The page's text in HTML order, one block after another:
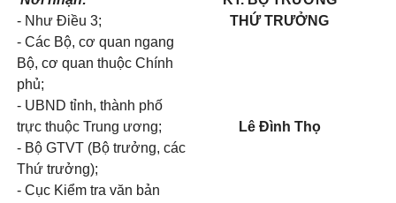
- Như Điều 3;
- Các Bộ, cơ quan ngang
Bộ, cơ quan thuộc Chính
phủ;
- UBND tỉnh, thành phố
trực thuộc Trung ương;
- Bộ GTVT (Bộ trưởng, các
Thứ trưởng);
- Cục Kiểm tra văn bản
THỨ TRƯỞNG
Lê Đình Thọ